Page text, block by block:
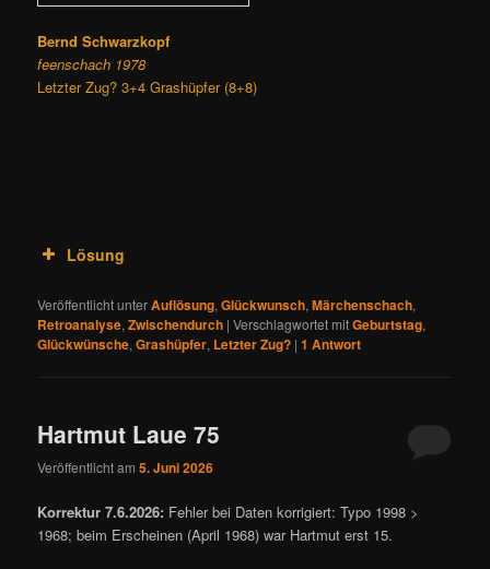
Bernd Schwarzkopf
feenschach 1978
Letzter Zug? 3+4 Grashüpfer (8+8)
Lösung
Veröffentlicht unterAuflösung,Glückwunsch,Märchenschach,
Retroanalyse,Zwischendurch |Verschlagwortet mitGeburtstag,
Glückwünsche,Grashüpfer, Letzter Zug? |1 Antwort
Hartmut Laue 75
Veröffentlicht am5. Juni 2026
Korrektur 7.6.2026: Fehler bei Daten korrigiert: Typo 1998 >
1968; beim Erscheinen (April 1968) war Hartmut erst 15.